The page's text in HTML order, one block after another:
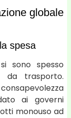
globale
spesa
sono spesso
da trasporto.
ai governi
monouso ad